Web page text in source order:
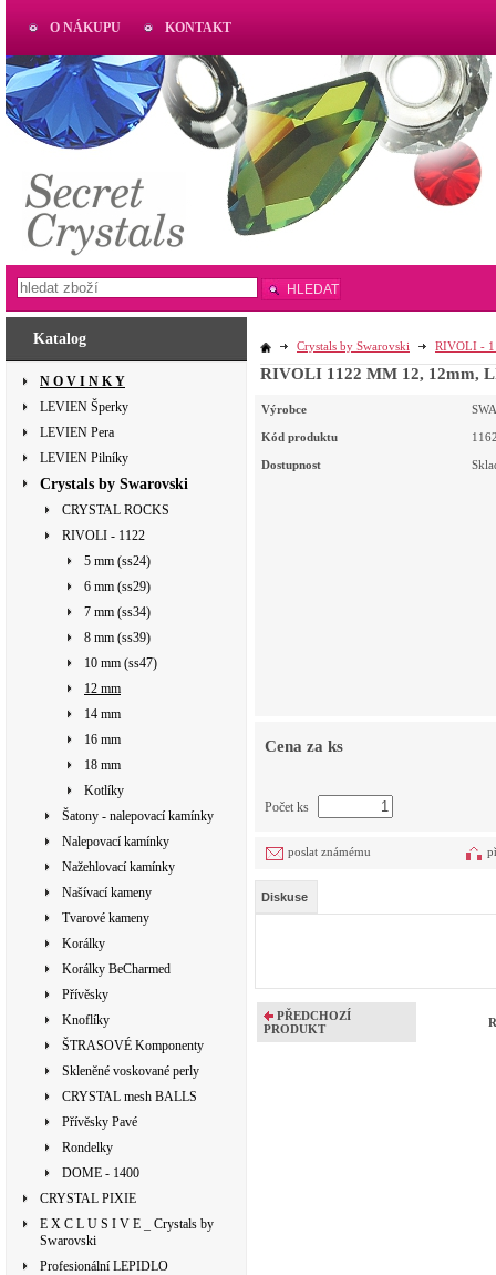
Katalog
N O V I N K Y
LEVIEN Šperky
LEVIEN Pera
LEVIEN Pilníky
Crystals by Swarovski
CRYSTAL ROCKS
RIVOLI - 1122
5 mm (ss24)
6 mm (ss29)
7 mm (ss34)
8 mm (ss39)
10 mm (ss47)
12 mm
14 mm
16 mm
18 mm
Kotlíky
Šatony - nalepovací kamínky
Nalepovací kamínky
Nažehlovací kamínky
Našívací kameny
Tvarové kameny
Korálky
Korálky BeCharmed
Přívěsky
Knoflíky
ŠTRASOVÉ Komponenty
Skleněné voskované perly
CRYSTAL mesh BALLS
Přívěsky Pavé
Rondelky
DOME - 1400
CRYSTAL PIXIE
E X C L U S I V E _ Crystals by
Swarovski
Profesionální LEPIDLO
Crystals by Swarovski RIVOLI -
RIVOLI 1122 MM 12, 12mm,
Výrobce
Kód produktu
Dostupnost
Cena za ks
Počet ks
poslat známému
Diskuse
PŘEDCHOZÍ
PRODUKT
O NÁKUPU KONTAKT
AKTUAL
www.aktual-koralky.cz
HLEDAT